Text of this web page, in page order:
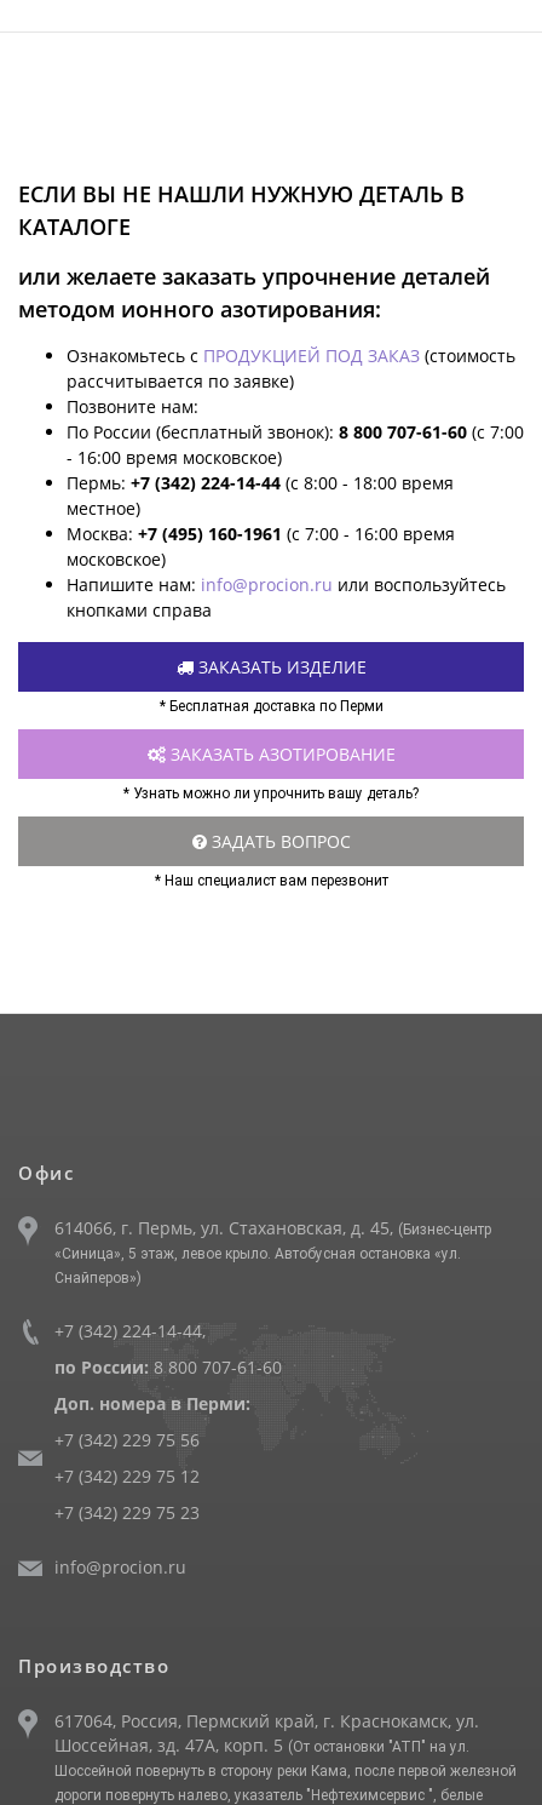
ЕСЛИ ВЫ НЕ НАШЛИ НУЖНУЮ ДЕТАЛЬ В
КАТАЛОГЕ
или желаете заказать упрочнение деталей
методом ионного азотирования:
Ознакомьтесь с ПРОДУКЦИЕЙ ПОД ЗАКАЗ (стоимость
рассчитывается по заявке)
Позвоните нам:
По России (бесплатный звонок): 8 800 707-61-60 (с 7:00
- 16:00 время московское)
Пермь: +7 (342) 224-14-44 (с 8:00 - 18:00 время
местное)
Москва: +7 (495) 160-1961 (с 7:00 - 16:00 время
московское)
Напишите нам: info@procion.ru или воспользуйтесь
кнопками справа
ЗАКАЗАТЬ ИЗДЕЛИЕ
* Бесплатная доставка по Перми
ЗАКАЗАТЬ АЗОТИРОВАНИЕ
* Узнать можно ли упрочнить вашу деталь?
ЗАДАТЬ ВОПРОС
* Наш специалист вам перезвонит
Офис
614066, г. Пермь, ул. Стахановская, д. 45, (Бизнес-центр
«Синица», 5 этаж, левое крыло. Автобусная остановка «ул.
Снайперов»)
+7 (342) 224-14-44,
по России: 8 800 707-61-60
Доп. номера в Перми:
+7 (342) 229 75 56
+7 (342) 229 75 12
+7 (342) 229 75 23
info@procion.ru
Производство
617064, Россия, Пермский край, г. Краснокамск, ул.
Шоссейная, зд. 47А, корп. 5 (От остановки "АТП" на ул.
Шоссейной повернуть в сторону реки Кама, после первой железной
дороги повернуть налево, указатель "Нефтехимсервис ", белые